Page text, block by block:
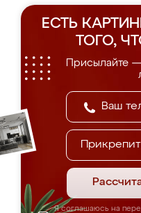
ЕСТЬ
ТОГО,
Присылайте
Я соглашаюсь на